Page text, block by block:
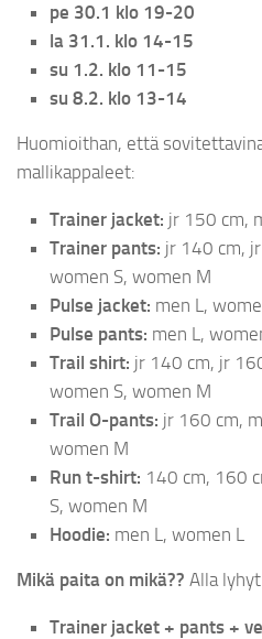
pe 30.1 klo 19-20
la 31.1. klo 14-15
su 1.2. klo 11-15
su 8.2. klo 13-14
Huomioithan, että
mallikappaleet:
Trainer jacket: jr 150 cm,
Trainer pants: jr 140 cm,
women S, women M
Pulse jacket: men L,
Pulse pants: men L,
Trail shirt: jr 140 cm, jr
women S, women M
Trail O-pants: jr 160 cm,
women M
Run t-shirt: 140 cm, 160
S, women M
Hoodie: men L, women L
Mikä paita on mikä?? Alla
Trainer jacket + pants +